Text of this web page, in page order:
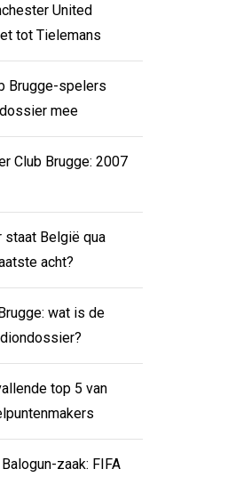
United
tot Tielemans
Brugge-spelers
mee
Club Brugge: 2007
staat België qua
acht?
wat is de
top 5 van
zaak: FIFA